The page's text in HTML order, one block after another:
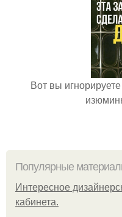
Вот вы
Популярные
Интересное
кабинета.